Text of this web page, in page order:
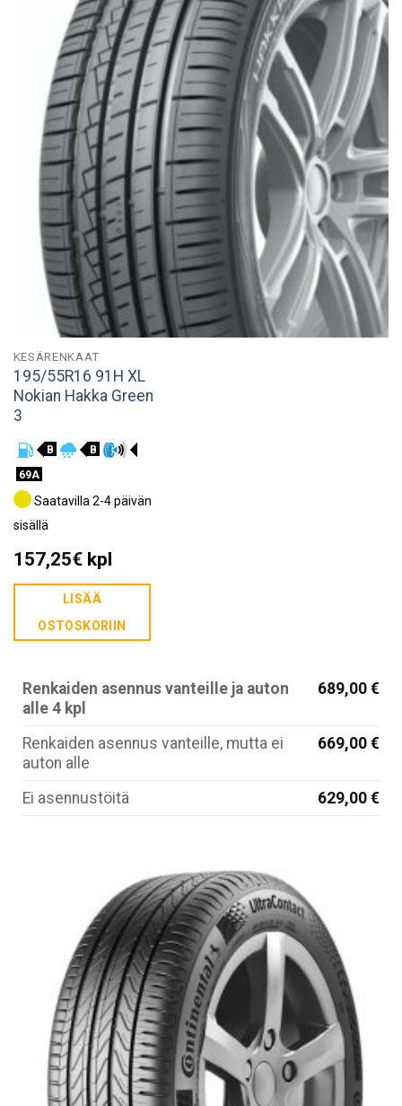
KESÄRENKAAT
195/55R16 91H XL
Nokian Hakka Green
3
B
B
69A
Saatavilla 2-4 päivän
sisällä
157,25€kpl
LISÄÄ
OSTOSKORIIN
Renkaiden asennus vanteille ja auton
alle 4 kpl
689,00 €
Renkaiden asennus vanteille, mutta ei
auton alle
669,00 €
Ei asennustöitä 629,00 €